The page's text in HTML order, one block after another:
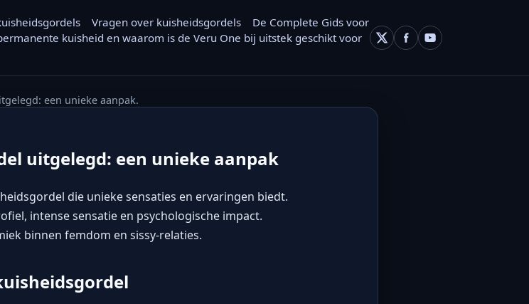
Vragen over kuisheidsgordels
De Complete Gids voor
kuisheid en waarom is de Veru One bij uitstek geschikt voor
een unieke aanpak.
uitgelegd: een unieke aanpak
die unieke sensaties en ervaringen biedt.
intense sensatie en psychologische impact.
binnen femdom en sissy-relaties.